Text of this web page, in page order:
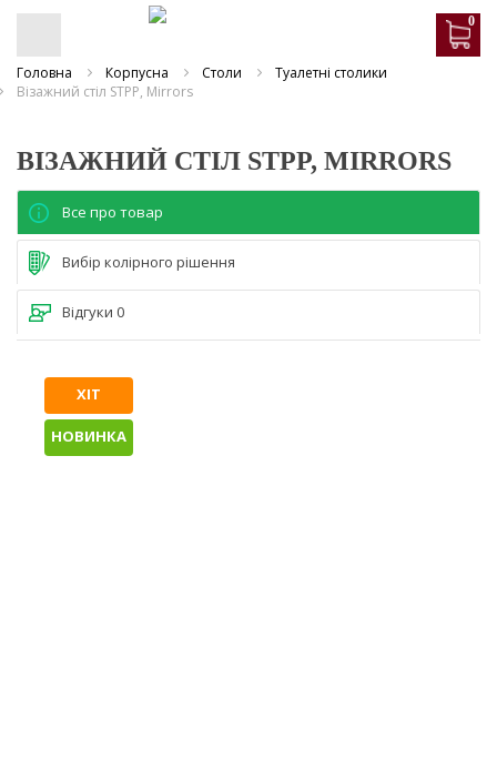
0
Головна Корпусна Столи
Туалетні столики
Візажний стіл STPP, Mirrors
ВІЗАЖНИЙ СТІЛ STPP, MIRRORS
Все про товар
Вибір колірного рішення
Відгуки 0
ХІТ
НОВИНКА